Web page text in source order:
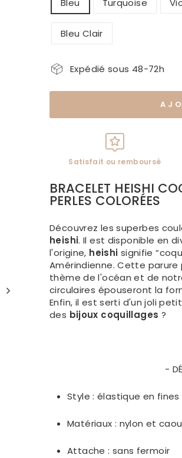
Bleu Clair
Expédié sous 48-72h
Satisfait ou remboursé
BRACELET HEISHI
PERLES COLORÉES
Découvrez les superbes
heishi. Il est disponible en
l'origine, heishi signifie
Amérindienne. Cette
thème de l'océan et de
circulaires épouseront la
Enfin, il est serti d'un joli
des bijoux coquillages ?
-
Style : élastique en fines
Matériaux : nylon et
Attache : sans fermoir